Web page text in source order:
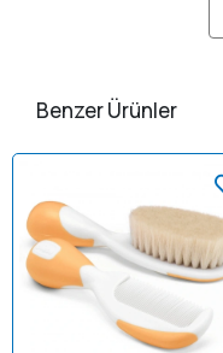
Benzer Ürünler